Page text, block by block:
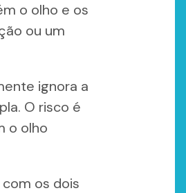
o olho e os
ou um
ignora a
O risco é
o olho
os dois